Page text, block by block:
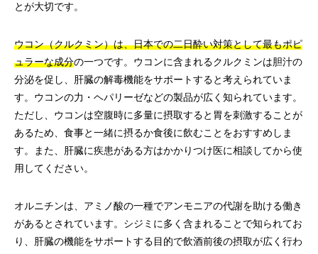
とが大切です。
ウコン（クルクミン）は、日本での二日酔い対策として最もポピ
ュラーな成分の一つです。ウコンに含まれるクルクミンは胆汁の
分泌を促し、肝臓の解毒機能をサポートすると考えられていま
す。ウコンの力・ヘパリーゼなどの製品が広く知られています。
ただし、ウコンは空腹時に多量に摂取すると胃を刺激することが
あるため、食事と一緒に摂るか食後に飲むことをおすすめしま
す。また、肝臓に疾患がある方はかかりつけ医に相談してから使
用してください。
オルニチンは、アミノ酸の一種でアンモニアの代謝を助ける働き
があるとされています。シジミに多く含まれることで知られてお
り、肝臓の機能をサポートする目的で飲酒前後の摂取が広く行わ